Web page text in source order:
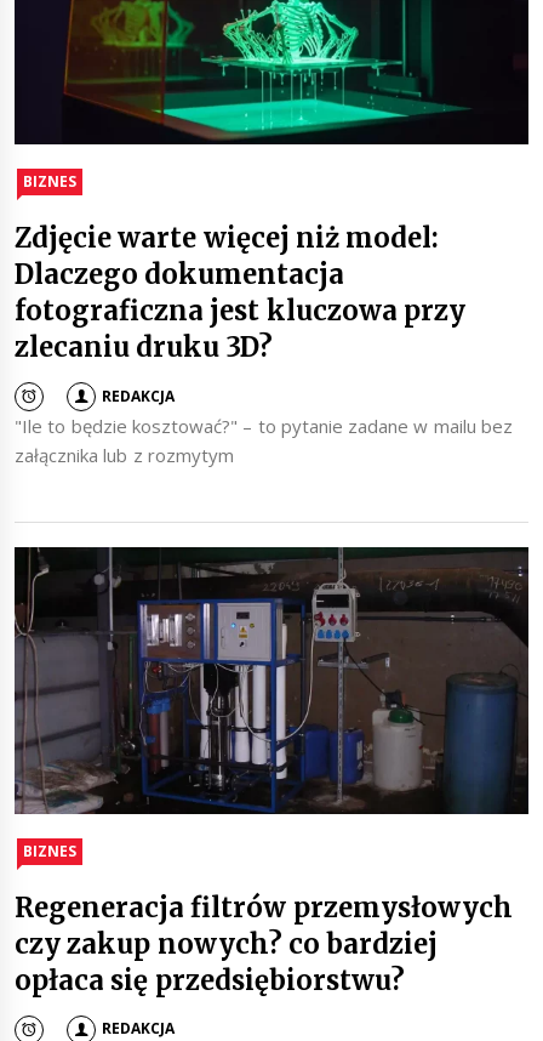
BIZNES
Zdjęcie warte więcej niż model:
Dlaczego dokumentacja
fotograficzna jest kluczowa przy
zlecaniu druku 3D?
REDAKCJA
"Ile to będzie kosztować?" – to pytanie zadane w mailu bez
załącznika lub z rozmytym
BIZNES
Regeneracja filtrów przemysłowych
czy zakup nowych? co bardziej
opłaca się przedsiębiorstwu?
REDAKCJA